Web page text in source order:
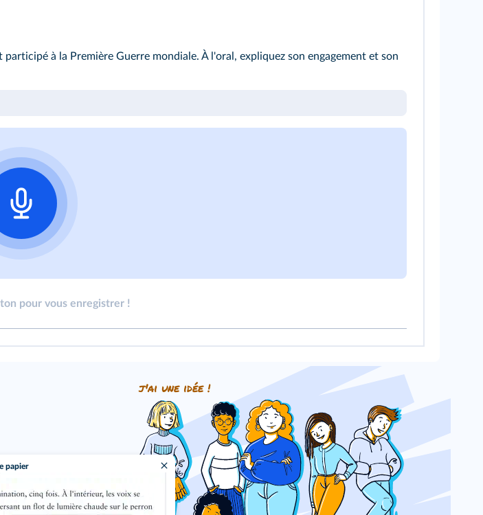
papier
à la Première Guerre mondiale. À l'oral, expliquez son engagement et son
pour vous enregistrer !
?
j'ai une idée !